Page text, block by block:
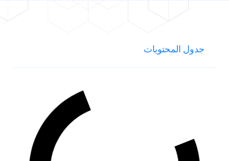
جدول المحتويات